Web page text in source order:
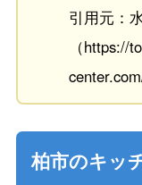
引用元：
（https://
柏市のキッ